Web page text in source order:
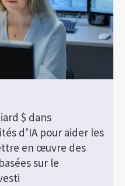
$ dans
d’IA pour aider les
en œuvre des
sur le